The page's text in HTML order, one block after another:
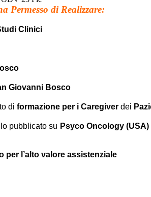
Permesso di Realizzare:
Clinici
Giovanni Bosco
di formazione per i Caregiver dei
pubblicato su Psyco Oncology (USA)
per l’alto valore assistenziale